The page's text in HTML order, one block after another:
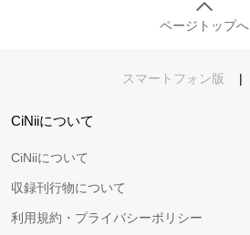
ページトップへ
スマートフォン版 |
CiNiiについて
CiNiiについて
収録刊行物について
利用規約・プライバシーポリシー